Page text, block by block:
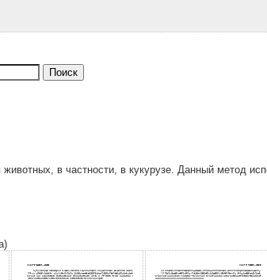
в частности, в кукурузе. Данный метод